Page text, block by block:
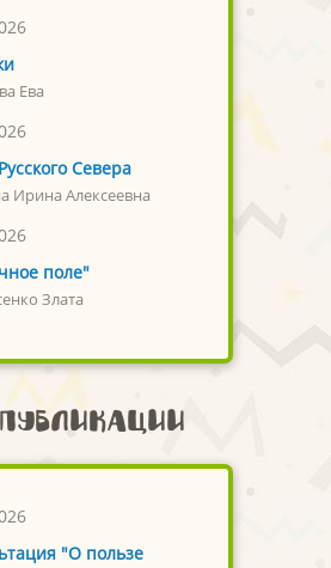
Ева
Севера
Ирина Алексеевна
поле"
Злата
"О пользе